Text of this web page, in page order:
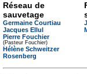
Réseau de
sauvetage
Germaine Courtiau
Jacques Ellul
Pierre Fouchier
(Pasteur Fouchier)
Hélène Schweitzer
Rosenberg